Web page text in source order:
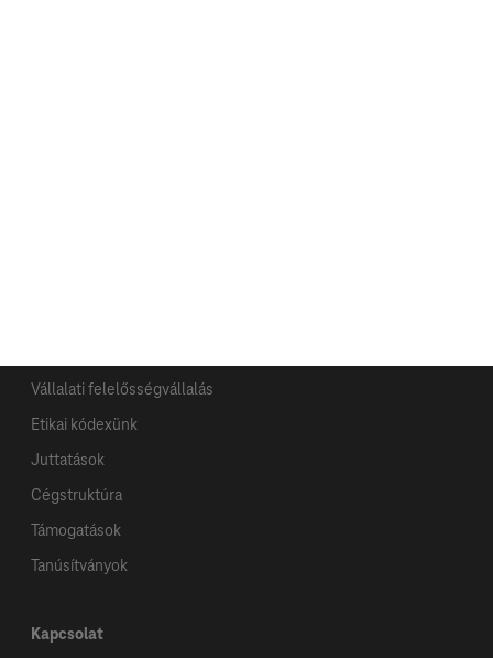
Vállalati felelősségvállalás
Etikai kódexünk
Juttatások
Cégstruktúra
Támogatások
Tanúsítványok
Kapcsolat